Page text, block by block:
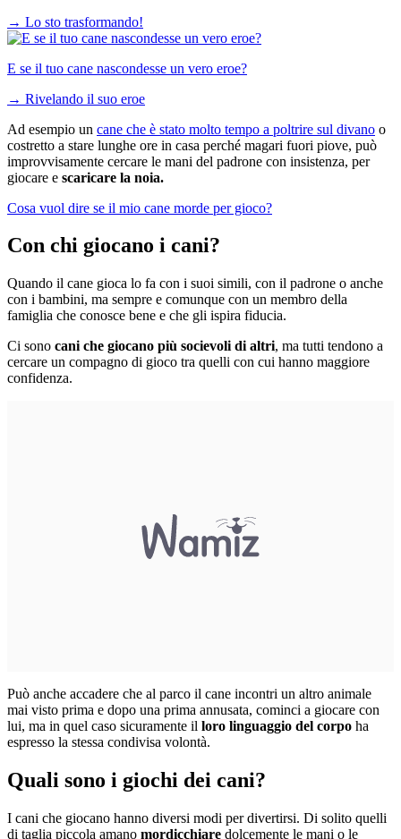
→ Lo sto trasformando!
E se il tuo cane nascondesse un vero eroe?
→ Rivelando il suo eroe
Ad esempio un cane che è stato molto tempo a poltrire sul divano o
costretto a stare lunghe ore in casa perché magari fuori piove, può
improvvisamente cercare le mani del padrone con insistenza, per
giocare e scaricare la noia.
Cosa vuol dire se il mio cane morde per gioco?
Con chi giocano i cani?
Quando il cane gioca lo fa con i suoi simili, con il padrone o anche
con i bambini, ma sempre e comunque con un membro della
famiglia che conosce bene e che gli ispira fiducia.
Ci sono cani che giocano più socievoli di altri, ma tutti tendono a
cercare un compagno di gioco tra quelli con cui hanno maggiore
confidenza.
Può anche accadere che al parco il cane incontri un altro animale
mai visto prima e dopo una prima annusata, cominci a giocare con
lui, ma in quel caso sicuramente il loro linguaggio del corpo ha
espresso la stessa condivisa volontà.
Quali sono i giochi dei cani?
I cani che giocano hanno diversi modi per divertirsi. Di solito quelli
di taglia piccola amano mordicchiare dolcemente le mani o le